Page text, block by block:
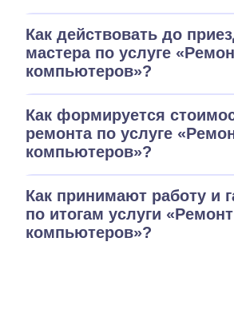
Как действовать до
мастера по услуге
компьютеров»?
Как формируется
ремонта по услуге
компьютеров»?
Как принимают работу и
по итогам услуги «Ремонт
компьютеров»?